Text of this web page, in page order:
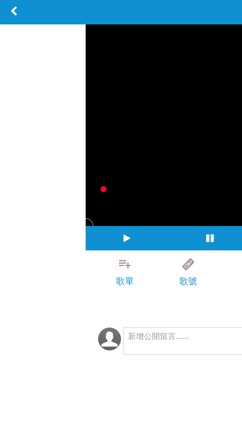
歌單 歌號